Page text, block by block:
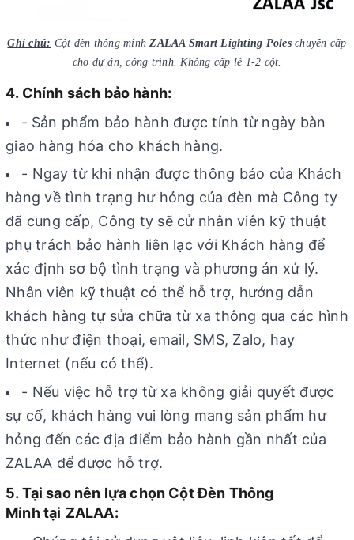
Ghi chú: Cột đèn thông minhZALAA Smart Lighting Poleschuyên cấp
cho dự án, công trình. Không cấp lẻ 1-2 cột.
4. Chính sách bảo hành:
- Sản phẩm bảo hành được tính từ ngày bàn
giao hàng hóa cho khách hàng.
- Ngay từ khi nhận được thông báo của Khách
hàng về tình trạng hư hỏng của đèn mà Công ty
đã cung cấp, Công ty sẽ cử nhân viên kỹ thuật
phụ trách bảo hành liên lạc với Khách hàng để
xác định sơ bộ tình trạng và phương án xử lý.
Nhân viên kỹ thuật có thể hỗ trợ, hướng dẫn
khách hàng tự sửa chữa từ xa thông qua các hình
thức như điện thoại, email, SMS, Zalo, hay
Internet (nếu có thể).
- Nếu việc hỗ trợ từ xa không giải quyết được
sự cố, khách hàng vui lòng mang sản phẩm hư
hỏng đến các địa điểm bảo hành gần nhất của
ZALAA để được hỗ trợ.
5. Tại sao nên lựa chọn Cột Đèn Thông
Minh tại ZALAA: